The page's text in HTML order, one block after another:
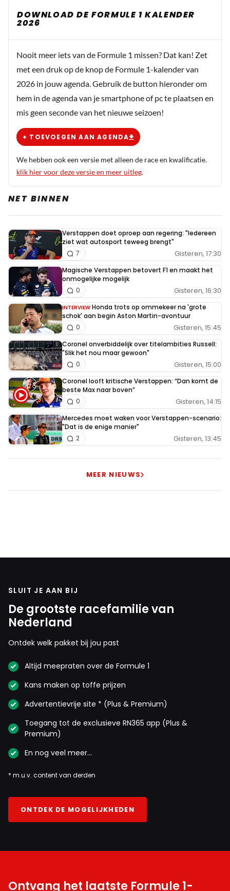
DOWNLOAD DE FORMULE 1 KALENDER
2026
Nooit meer iets van de Formule 1 missen? Dat kan! Zet
met een druk op de knop de Formule 1-kalender van
2026 in jouw agenda. Gebruik de button hieronder om
hem in de agenda van je smartphone of pc te plaatsen en
mis geen seconde van het nieuwe seizoen!
+ TOEVOEGEN AAN AGENDA
We hebben ook een versie met alleen de race en kwalificatie.
klik hier voor deze versie en meer uitleg.
NET BINNEN
Verstappen doet oproep aan regering: "Iedereen
ziet wat autosport teweeg brengt"
Gisteren, 17:30
7
Magische Verstappen betovert F1 en maakt het
onmogelijke mogelijk
Gisteren, 16:30
0
INTERVIEW Honda trots op ommekeer na 'grote
schok' aan begin Aston Martin-avontuur
Gisteren, 15:45
0
Coronel onverbiddelijk over titelambities Russell:
"Slik het nou maar gewoon"
Gisteren, 15:00
0
Coronel looft kritische Verstappen: “Dan komt de
beste Max naar boven”
Gisteren, 14:15
0
Mercedes moet waken voor Verstappen-scenario:
"Dat is de enige manier"
Gisteren, 13:45
2
MEER NIEUWS
SLUIT JE AAN BIJ
De grootste racefamilie van
Nederland
Ontdek welk pakket bij jou past
Altijd meepraten over de Formule 1
Kans maken op toffe prijzen
Advertentievrije site * (Plus & Premium)
Toegang tot de exclusieve RN365 app (Plus &
Premium)
En nog veel meer…
* m.u.v. content van derden
ONTDEK DE MOGELIJKHEDEN
Ontvang het laatste Formule 1-